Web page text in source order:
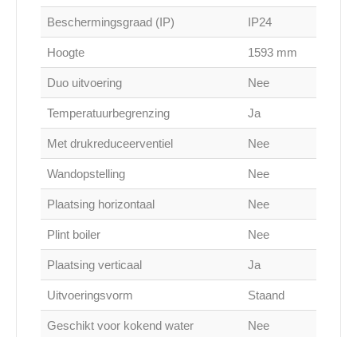
Beschermingsgraad (IP) IP24
Hoogte 1593 mm
Duo uitvoering Nee
Temperatuurbegrenzing Ja
Met drukreduceerventiel Nee
Wandopstelling Nee
Plaatsing horizontaal Nee
Plint boiler Nee
Plaatsing verticaal Ja
Uitvoeringsvorm Staand
Geschikt voor kokend water Nee